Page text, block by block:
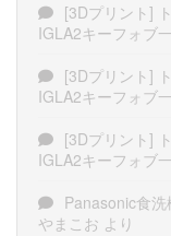
[3Dプリント]
IGLA2キーフォブ
[3Dプリント]
IGLA2キーフォブ
[3Dプリント]
IGLA2キーフォブ
Panasonic食
やまこお より